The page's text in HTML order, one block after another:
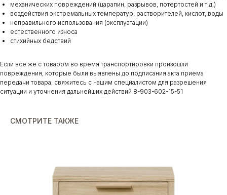
механических повреждений (царапин, разрывов, потертостей и т.д.)
воздействия экстремальных температур, растворителей, кислот, воды
неправильного использования (эксплуатации)
естественного износа
стихийных бедствий
Если все же с товаром во время транспортировки произошли
повреждения, которые были выявлены до подписания акта приема
передачи товара, свяжитесь с нашим специалистом для разрешения
ситуации и уточнения дальнейших действий 8-903-602-15-51
СМОТРИТЕ ТАКЖЕ